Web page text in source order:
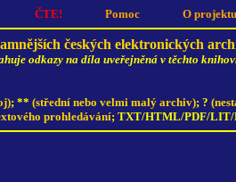
ČTE! Pomoc O
českých elektronických
odkazy na díla uveřejněná v těchto
; ** (střední nebo velmi malý archiv); ?
prohledávání; TXT/HTML/PDF/LIT/